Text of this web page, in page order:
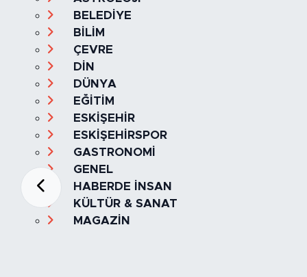
BELEDİYE
BİLİM
ÇEVRE
DİN
DÜNYA
EĞİTİM
ESKİŞEHİR
ESKİŞEHİRSPOR
GASTRONOMİ
GENEL
HABERDE İNSAN
KÜLTÜR & SANAT
MAGAZİN